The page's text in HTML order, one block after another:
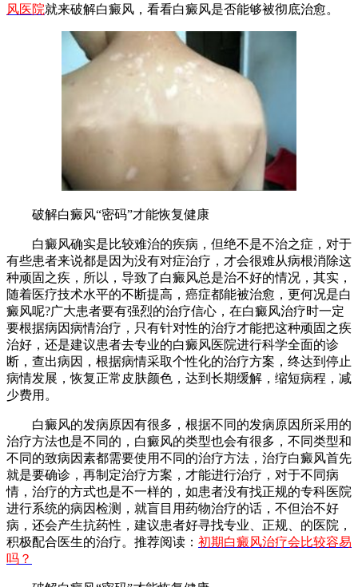
风医院就来破解白癜风，看看白癜风是否能够被彻底治愈。
破解白癜风“密码”才能恢复健康
白癜风确实是比较难治的疾病，但绝不是不治之症，对于
有些患者来说都是因为没有对症治疗，才会很难从病根消除这
种顽固之疾，所以，导致了白癜风总是治不好的情况，其实，
随着医疗技术水平的不断提高，癌症都能被治愈，更何况是白
癜风呢?广大患者要有强烈的治疗信心，在白癜风治疗时一定
要根据病因病情治疗，只有针对性的治疗才能把这种顽固之疾
治好，还是建议患者去专业的白癜风医院进行科学全面的诊
断，查出病因，根据病情采取个性化的治疗方案，终达到停止
病情发展，恢复正常皮肤颜色，达到长期缓解，缩短病程，减
少费用。
白癜风的发病原因有很多，根据不同的发病原因所采用的
治疗方法也是不同的，白癜风的类型也会有很多，不同类型和
不同的致病因素都需要使用不同的治疗方法，治疗白癜风首先
就是要确诊，再制定治疗方案，才能进行治疗，对于不同病
情，治疗的方式也是不一样的，如患者没有找正规的专科医院
进行系统的病因检测，就盲目用药物治疗的话，不但治不好
病，还会产生抗药性，建议患者好寻找专业、正规、的医院，
积极配合医生的治疗。推荐阅读： 初期白癜风治疗会比较容易
吗？